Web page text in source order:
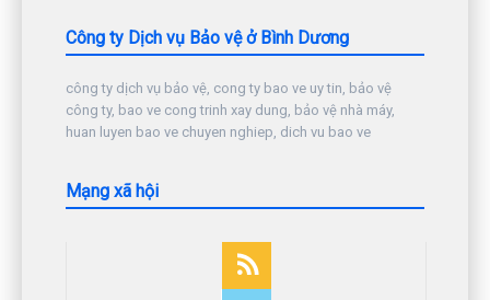
Công ty Dịch vụ Bảo vệ ở Bình Dương
công ty dịch vụ bảo vệ, cong ty bao ve uy tin, bảo vệ
công ty, bao ve cong trinh xay dung, bảo vệ nhà máy,
huan luyen bao ve chuyen nghiep, dich vu bao ve
Mạng xã hội